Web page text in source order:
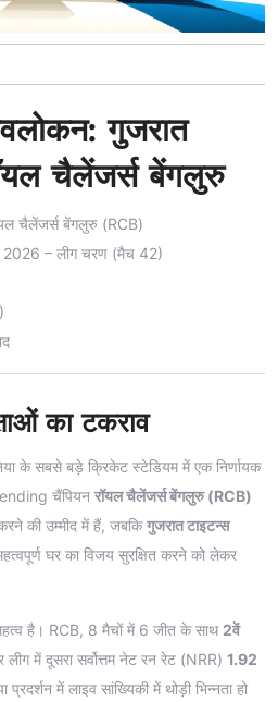
गुजरात
चैलेंजर्स बेंगलुरु
चैलेंजर्स बेंगलुरु (RCB)
2026 – लीग चरण (मैच 42)
का टकराव
के सबसे बड़े क्रिकेट स्टेडियम में एक निर्णायक
चैंपियन रॉयल चैलेंजर्स बेंगलुरु (RCB)
की उम्मीद में हैं, जबकिगुजरात टाइटन्स
घर का विजय सुरक्षित करने को लेकर
है। RCB, 8 मैचों में 6 जीत के साथ2वें
में दूसरा सर्वोत्तम नेट रन रेट (NRR) 1.92
प्रदर्शन में लाइव सांख्यिकी में थोड़ी भिन्नता हो